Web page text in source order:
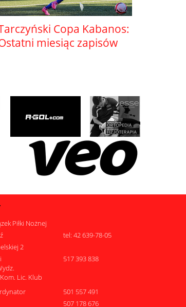
Copa Kabanos:
miesiąc zapisów
Piłki Nożnej
tel: 42 639-78-05
2
Lic. Klub
517 393 838
501 557 491
507 178 676